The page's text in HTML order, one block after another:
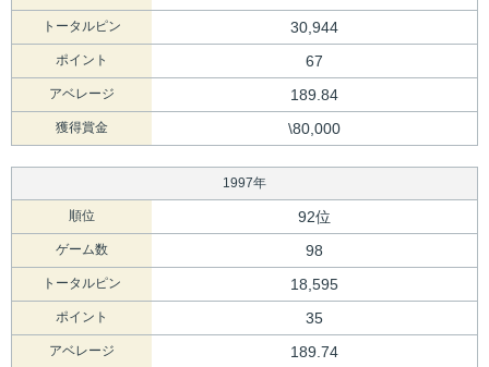
トータルピン 30,944
ポイント 67
アベレージ 189.84
獲得賞金 \80,000
1997年
順位 92位
ゲーム数 98
トータルピン 18,595
ポイント 35
アベレージ 189.74